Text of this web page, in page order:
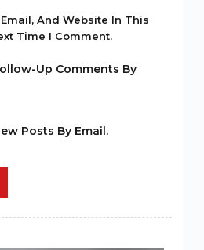
And Website In This
Time I Comment.
Up Comments By
Posts By Email.